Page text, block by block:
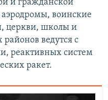
и гражданской
воинские
церкви, школы и
ведутся с
реактивных систем
ракет.